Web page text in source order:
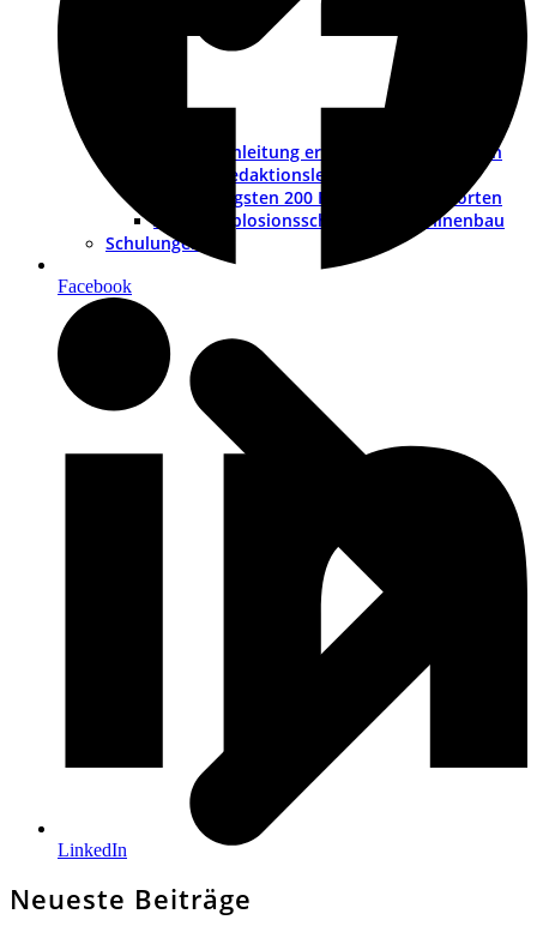
Betriebsanleitung erstellen – ein Leitfaden
Muster-Redaktionsleitfaden
Die wichtigsten 200 Fragen und Antworten
ATEX – Explosionsschutz im Maschinenbau
Schulungen
Facebook
LinkedIn
Neueste Beiträge